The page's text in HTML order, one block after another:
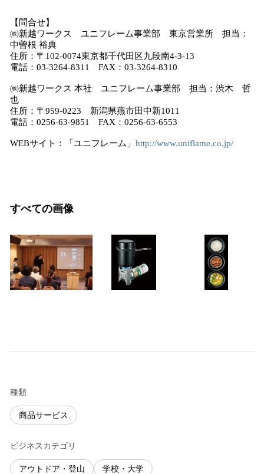
【問合せ】
㈱新越ワークス ユニフレーム事業部 東京営業所 担当：
中曽根 裕典
住所：〒102-0074東京都千代田区九段南4-3-13
電話：03-3264-8311 FAX：03-3264-8310
㈱新越ワークス 本社 ユニフレーム事業部 担当：渋木 哲
也
住所：〒959-0223 新潟県燕市田中新1011
電話：0256-63-9851 FAX：0256-63-6553
WEBサイト：「ユニフレーム」 http://www.uniflame.co.jp/
すべての画像
種類
商品サービス
ビジネスカテゴリ
アウトドア・登山 学校・大学